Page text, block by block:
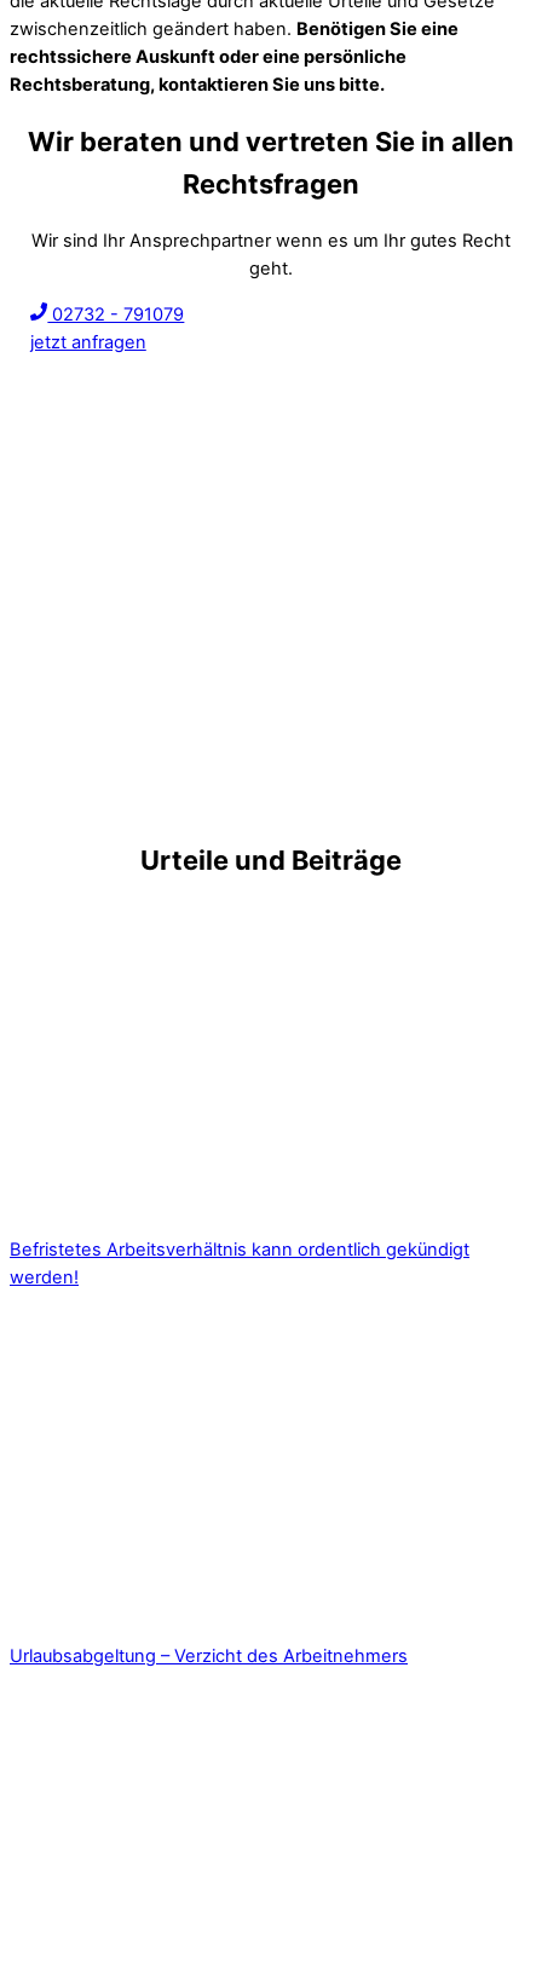
zwischenzeitlich geändert haben. Benötigen Sie eine
rechtssichere Auskunft oder eine persönliche
Rechtsberatung, kontaktieren Sie uns bitte.
Wir beraten und vertreten Sie in allen
Rechtsfragen
Wir sind Ihr Ansprechpartner wenn es um Ihr gutes Recht
geht.
02732 - 791079
jetzt anfragen
Urteile und Beiträge
Befristetes Arbeitsverhältnis kann ordentlich gekündigt
werden!
Urlaubsabgeltung – Verzicht des Arbeitnehmers